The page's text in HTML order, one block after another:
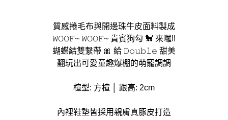
質感捲毛布與開邊珠牛皮面料製成
𝚆𝙾𝙾𝙵~ 𝚆𝙾𝙾𝙵~ 貴賓狗勾 🐩 來囉!!
蝴蝶結雙繫帶 🎀 給 𝙳𝚘𝚞𝚋𝚕𝚎 甜美
翻玩出可愛童趣爆棚的萌寵調調
楦型: 方楦 │ 跟高: 2cm
內裡鞋墊皆採用親膚真豚皮打造